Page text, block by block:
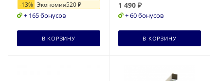
-13% Экономия520₽
+ 165 бонусов
В КОРЗИНУ
1 490₽
+ 60 бонусов
В КОРЗИНУ